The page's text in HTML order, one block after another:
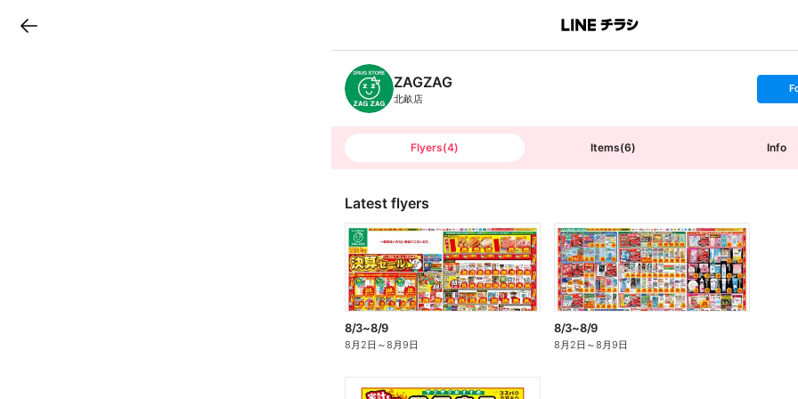
B
n
c
h
T
ZAGZAG
北畝店
s
t
o
Flyers(4) Items(6) Info
Latest flyers
8/3~8/9
8月2日 ～8月9日
8/3~8/9
8月2日 ～8月9日